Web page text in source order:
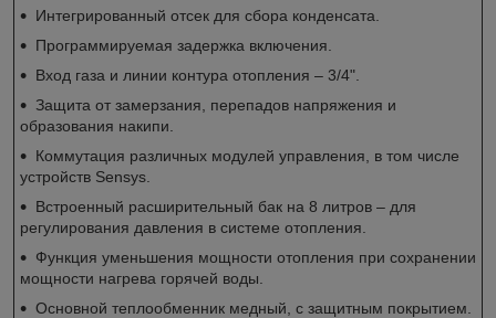
Интегрированный отсек для сбора конденсата.
Программируемая задержка включения.
Вход газа и линии контура отопления – 3/4".
Защита от замерзания, перепадов напряжения и
образования накипи.
Коммутация различных модулей управления, в том числе
устройств Sensys.
Встроенный расширительный бак на 8 литров – для
регулирования давления в системе отопления.
Функция уменьшения мощности отопления при сохранении
мощности нагрева горячей воды.
Основной теплообменник медный, с защитным покрытием.